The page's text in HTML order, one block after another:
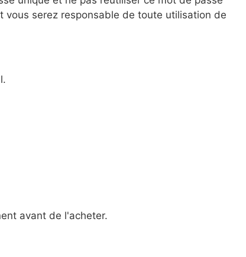
serez responsable de toute utilisation de
avant de l'acheter.